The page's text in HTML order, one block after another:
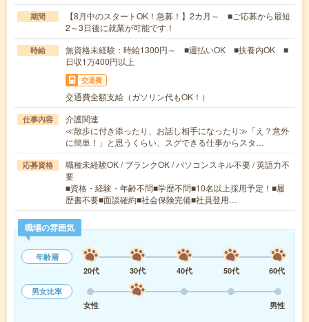
期間
【8月中のスタートOK！急募！】2カ月～ ■ご応募から最短
2～3日後に就業が可能です！
時給
無資格未経験：時給1300円～ ■週払いOK ■扶養内OK ■
日収1万400円以上
交通費
交通費全額支給（ガソリン代もOK！）
仕事内容
介護関連
≪散歩に付き添ったり、お話し相手になったり≫「え？意外
に簡単！」と思うくらい、スグできる仕事からスタ…
応募資格
職種未経験OK / ブランクOK / パソコンスキル不要 / 英語力不
要
■資格・経験・年齢不問■学歴不問■10名以上採用予定！■履
歴書不要■面談確約■社会保険完備■社員登用…
職場の雰囲気
年齢層
20代
30代 40代 50代
60代
男女比率
女性
男性